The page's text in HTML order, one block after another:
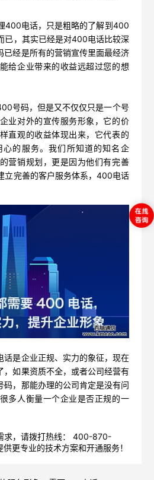
400电话，只是粗略的了解到400
已，其实已经是对400电话比较深
经是所有的营销宣传里面最经济
给企业带来的收益远超过您的想
号码，但是又不仅仅只是一个号
业对外的宣传服务形象，它的价
直观的收益体现出来，它代表的
的服务。我们所知道的知名企
营销规划，更是因为他们有完善
立完善的客户服务体系，400电话
是企业正规、实力的象征，现在
如果资质不全，或者公司经营有
，那能办理的公司肯定是没有问
多人衡量一个企业是否正规的一
求，请拨打热线： 400-870-
供更专业的技术方案和开通服务！